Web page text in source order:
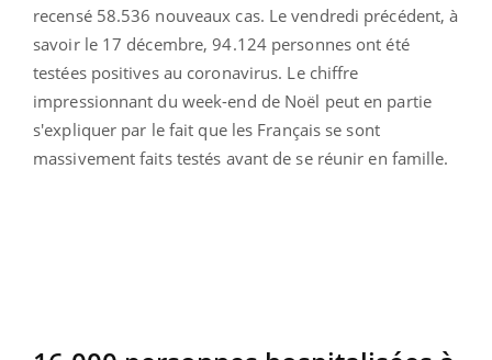
recensé 58.536 nouveaux cas. Le vendredi précédent, à
savoir le 17 décembre, 94.124 personnes ont été
testées positives au coronavirus. Le chiffre
impressionnant du week-end de Noël peut en partie
s'expliquer par le fait que les Français se sont
massivement faits testés avant de se réunir en famille.